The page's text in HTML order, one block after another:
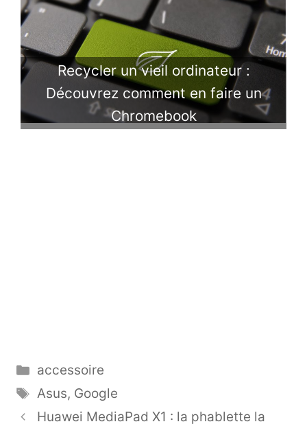
Recycler un vieil ordinateur :
Découvrez comment en faire un
Chromebook
Catégories
accessoire
Étiquettes
Asus, Google
Huawei MediaPad X1 : la phablette la